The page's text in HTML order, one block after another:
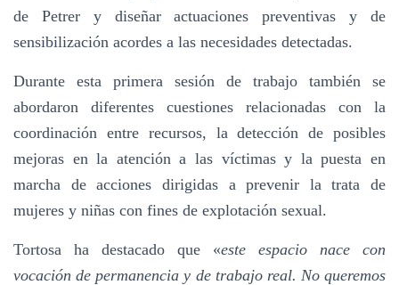
de Petrer y diseñar actuaciones preventivas y de
sensibilización acordes a las necesidades detectadas.
Durante esta primera sesión de trabajo también se
abordaron diferentes cuestiones relacionadas con la
coordinación entre recursos, la detección de posibles
mejoras en la atención a las víctimas y la puesta en
marcha de acciones dirigidas a prevenir la trata de
mujeres y niñas con fines de explotación sexual.
Tortosa ha destacado que «este espacio nace con
vocación de permanencia y de trabajo real. No queremos